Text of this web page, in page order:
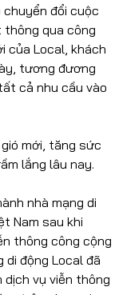
đổi cuộc
qua công
của Local, khách
tương đương
cả nhu cầu vào
mới, tăng sức
lắng lâu nay.
nhà mạng di
Nam sau khi
thông công cộng
di động Local đã
vụ viễn thông